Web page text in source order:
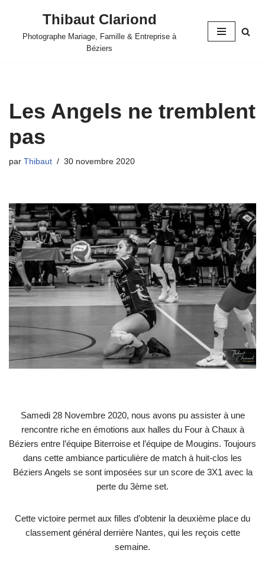
Aller
Thibaut Clariond
Photographe Mariage, Famille & Entreprise à
Béziers
Les Angels ne tremblent
pas
par Thibaut 30 novembre 2020
Samedi 28 Novembre 2020, nous avons pu assister à une
rencontre riche en émotions aux halles du Four à Chaux à
Béziers entre l’équipe Biterroise et l’équipe de Mougins. Toujours
dans cette ambiance particulière de match à huit-clos les
Béziers Angels se sont imposées sur un score de 3X1 avec la
perte du 3ème set.
Cette victoire permet aux filles d’obtenir la deuxième place du
classement général derrière Nantes, qui les reçois cette
semaine.